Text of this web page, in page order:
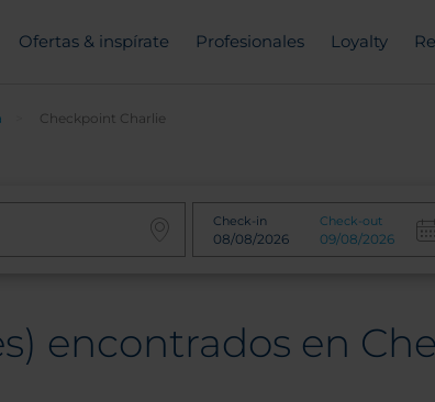
Ofertas & inspírate Profesionales Loyalty
Checkpoint Charlie
Check-in Check-out
encontrados en